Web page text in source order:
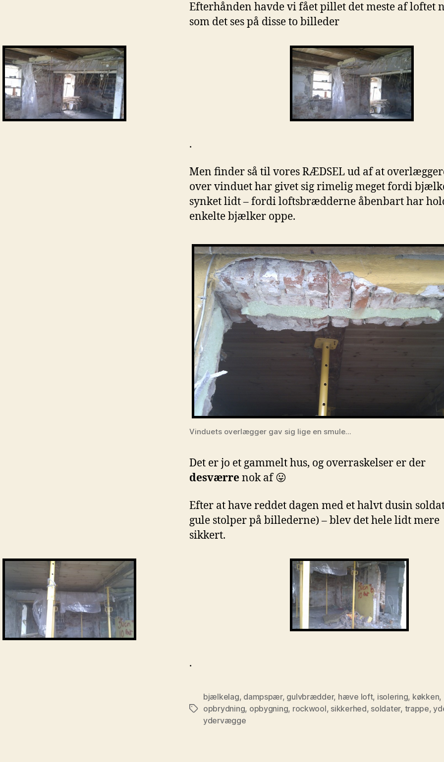
Efterhånden havde vi fået pillet det meste af loftet
som det ses på disse to billeder
.
Men finder så til vores RÆDSEL ud af at
over vinduet har givet sig rimelig meget fordi
synket lidt – fordi loftsbrædderne åbenbart har
enkelte bjælker oppe.
Vinduets overlægger gav sig lige en smule...
Det er jo et gammelt hus, og overraskelser er der
desværrenok af 😛
Efter at have reddet dagen med et halvt dusin
gule stolper på billederne) – blev det hele lidt mere
sikkert.
.
Tags
bjælkelag, dampspær, gulvbrædder, hæve loft, isolering, køkken,
opbrydning, opbygning, rockwool, sikkerhed, soldater, trappe,
ydervægge